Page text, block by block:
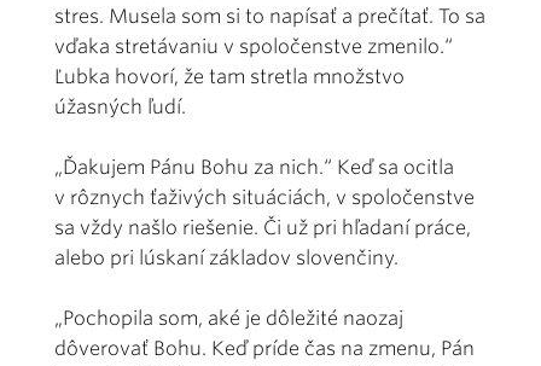
stres. Musela som si to napísať a prečítať. To sa
vďaka stretávaniu v spoločenstve zmenilo.“
Ľubka hovorí, že tam stretla množstvo
úžasných ľudí.
„Ďakujem Pánu Bohu za nich.“ Keď sa ocitla
v rôznych ťaživých situáciách, v spoločenstve
sa vždy našlo riešenie. Či už pri hľadaní práce,
alebo pri lúskaní základov slovenčiny.
„Pochopila som, aké je dôležité naozaj
dôverovať Bohu. Keď príde čas na zmenu, Pán